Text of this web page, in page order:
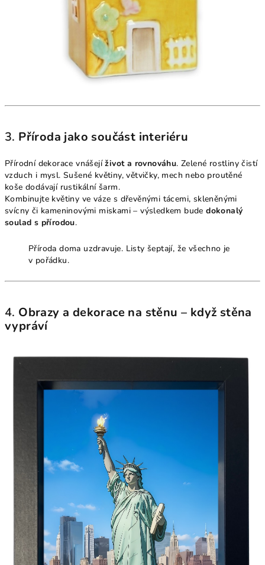
3. Příroda jako součást interiéru
Přírodní dekorace vnášejíživot a rovnováhu. Zelené rostliny čistí
vzduch i mysl. Sušené květiny, větvičky, mech nebo proutěné
koše dodávají rustikální šarm.
Kombinujte květiny ve váze s dřevěnými tácemi, skleněnými
svícny či kameninovými miskami – výsledkem budedokonalý
soulad s přírodou.
Příroda doma uzdravuje. Listy šeptají, že všechno je
v pořádku.
4. Obrazy a dekorace na stěnu – když stěna
vypráví